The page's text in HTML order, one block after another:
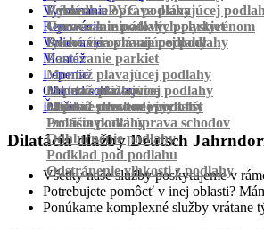
Pokládka PVC podlahy
Výmena a oprava plávajúcej
Oprava laminátových parkiet
Vyrovnanie
Vyrovnanie podlahy polystyrénom
Suché vyrovnanie podlahy
Renovácia
Renovácia plávajúcej podlahy
Pastovanie parkiet
Vylievanie
Montáž
Montáž plávajúcej podlahy
Montáž dlážkovice
Montáž prechodových líšt
Lepenie
Lepenie plávajúcej podlahy
Lepenie drevenej podlahy
Obklad schodov
Obklad schodov vinylom
Protišmyková úprava schodov
Ďalšie
Izolácia podlahy
Odhlučnenie podlahy
Podklad pod podlahu
Odstránenie vlhkosti z podlahy
Dilatácia dlažby Deutsch
Všetky naše služby poskytujeme v
Potrebujete pomôcť v inej oblasti?
Ponúkame komplexné služby vrátane